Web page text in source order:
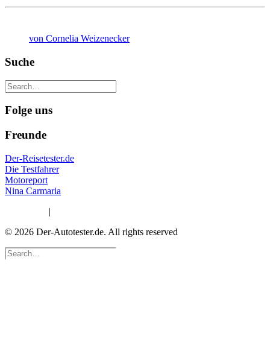
von Cornelia Weizenecker
Suche
Folge uns
Freunde
Der-Reisetester.de
Die Testfahrer
Motoreport
Nina Carmaria
|
© 2026 Der-Autotester.de. All rights reserved